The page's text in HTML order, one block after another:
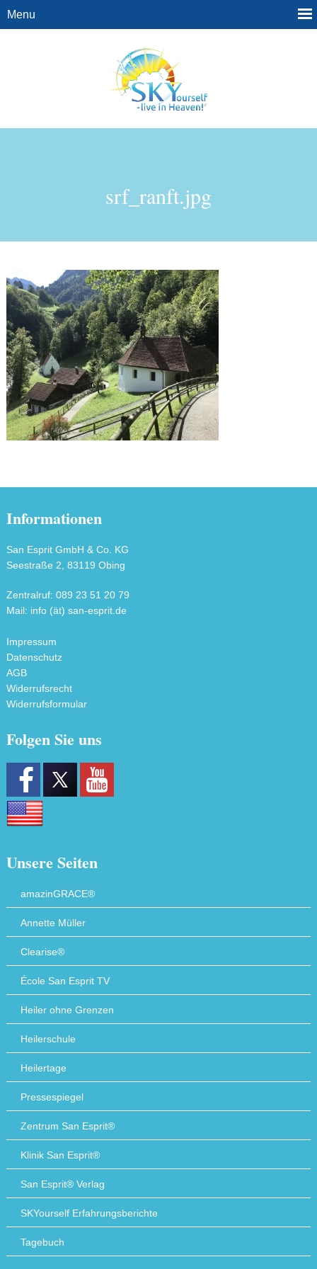
srf_ranft.jpg
Informationen
San Esprit GmbH & Co. KG
Seestraße 2, 83119 Obing
Zentralruf: 089 23 51 20 79
Mail: info (ät) san-esprit.de
Impressum
Datenschutz
AGB
Widerrufsrecht
Widerrufsformular
Folgen Sie uns
Unsere Seiten
amazinGRACE®
Annette Müller
Clearise®
École San Esprit TV
Heiler ohne Grenzen
Heilerschule
Heilertage
Pressespiegel
Zentrum San Esprit®
Klinik San Esprit®
San Esprit® Verlag
SKYourself Erfahrungsberichte
Tagebuch